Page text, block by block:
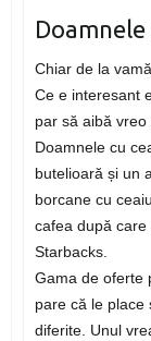
Chiar de la
Ce e interesant
par să aibă
Doamnele cu
butelioară și un
borcane cu
cafea după care
Starbacks.
Gama de oferte
pare că le place
diferite. Unul